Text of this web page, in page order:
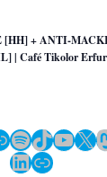
[HH] + ANTI-
| Café Tikolor
Spotify
TikTok
X
LinkedIn
Link